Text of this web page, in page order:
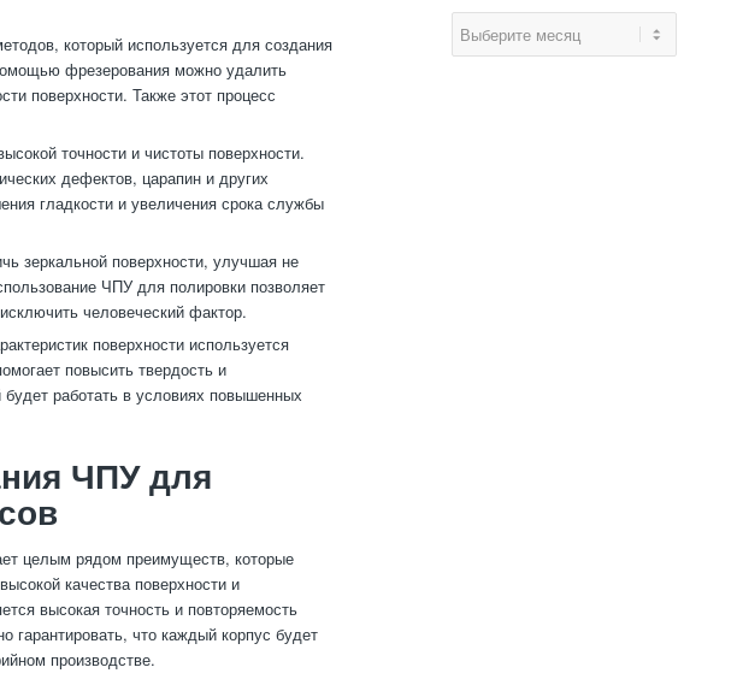
который используется для создания
фрезерования можно удалить
поверхности. Также этот процесс
точности и чистоты поверхности.
дефектов, царапин и других
гладкости и увеличения срока службы
зеркальной поверхности, улучшая не
ЧПУ для полировки позволяет
человеческий фактор.
поверхности используется
повысить твердость и
работать в условиях повышенных
ЧПУ для
целым рядом преимуществ, которые
качества поверхности и
высокая точность и повторяемость
гарантировать, что каждый корпус будет
производстве.